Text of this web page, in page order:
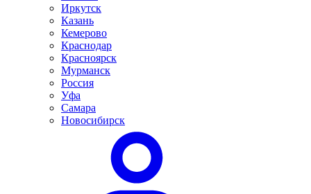
Иркутск
Казань
Кемерово
Краснодар
Красноярск
Мурманск
Россия
Уфа
Самара
Новосибирск